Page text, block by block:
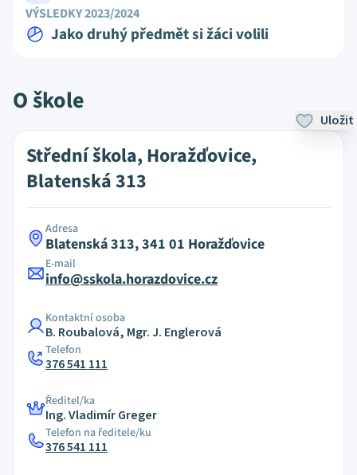
VÝSLEDKY 2023/2024
Jako druhý předmět si žáci volili
O škole
Uložit
Střední škola, Horažďovice,
Blatenská 313
Adresa
Blatenská 313, 341 01 Horažďovice
E-mail
info@sskola.horazdovice.cz
Kontaktní osoba
B. Roubalová, Mgr. J. Englerová
Telefon
376 541 111
Ředitel/ka
Ing. Vladimír Greger
Telefon na ředitele/ku
376 541 111